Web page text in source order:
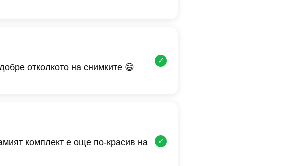
отколкото на снимките 😄
✓
комплект е още по-красив на
✓